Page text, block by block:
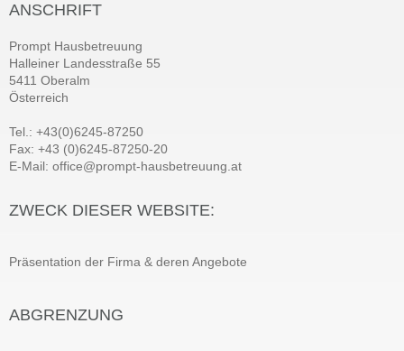
ANSCHRIFT
Prompt Hausbetreuung
Halleiner Landesstraße 55
5411 Oberalm
Österreich
Tel.: +43(0)6245-87250
Fax: +43 (0)6245-87250-20
E-Mail: office@prompt-hausbetreuung.at
ZWECK DIESER WEBSITE:
Präsentation der Firma & deren Angebote
ABGRENZUNG